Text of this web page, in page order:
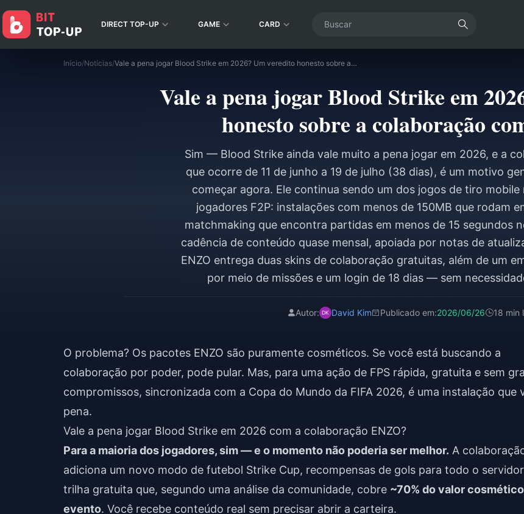
DIRECT TOP-UP GAME CARD
Início/Notícias/ Vale a pena jogar Blood Strike em 2026? Um veredito honesto sobre a colaboração com ENZO
Vale a pena jogar Blood Strike em
honesto sobre a colaboração
Sim — Blood Strike ainda vale muito a pena jogar em 2026, e a
que ocorre de 11 de junho a 19 de julho (38 dias), é um motivo
começar agora. Ele continua sendo um dos jogos de tiro mobile
jogadores F2P: instalações com menos de 150MB que rodam
matchmaking que encontra partidas em menos de 15 segundos
cadência de conteúdo quase mensal, apoiada por notas de
ENZO entrega duas skins de colaboração gratuitas, além de um
por meio de missões e um login de 18 dias — sem
Autor: David Kim Publicado em:2026/06/26 18 min
O problema? Os pacotes ENZO são puramente cosméticos. Se você está buscando a
colaboração por poder, pode pular. Mas, para uma ação de FPS rápida, gratuita e sem
compromissos, sincronizada com a Copa do Mundo da FIFA 2026, é uma instalação que
pena.
Vale a pena jogar Blood Strike em 2026 com a colaboração ENZO?
Para a maioria dos jogadores, sim — e o momento não poderia ser melhor. A
adiciona um novo modo de futebol Strike Cup, recompensas de gols para todo o
trilha gratuita que, segundo uma análise da comunidade, cobre ~70% do valor
evento. Você recebe conteúdo real sem precisar abrir a carteira.